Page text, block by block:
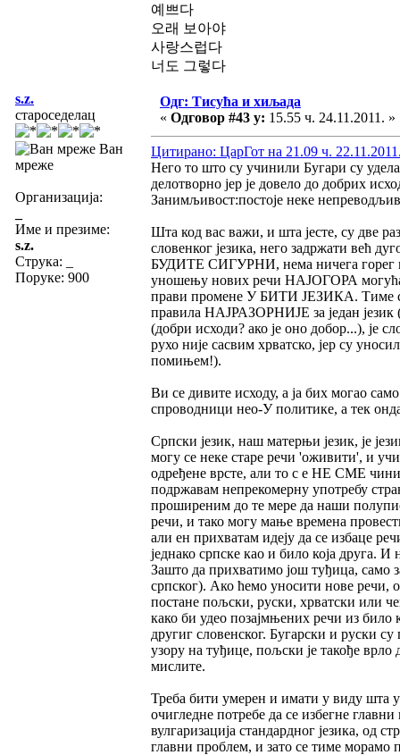
예쁘다
오래 보아야
사랑스럽다
너도 그렇다
s.z.
староседелац
Ван
мреже
Организација:
Име и презиме:
s.z.
Струка:
Поруке: 900
Одг: Тисућа и хиљада
« Одговор #43 у: 15.55 ч. 24.11.2011. »
Цитирано: ЦарГот на 21.09 ч.
Него то што су учинили Бугари су
делотворно јер је довело до добрих
Занимљивост:постоје неке
Шта код вас важи, и шта јесте, су две
словенког језика, него задржати већ
БУДИТЕ СИГУРНИ, нема ничега горег
уношењу нових речи НАЈОГОРА могућа
прави промене У БИТИ ЈЕЗИКА. Тиме се
правила НАЈРАЗОРНИЈЕ за један
(добри исходи? ако је оно добор...), је
рухо није сасвим хрватско, јер су
помињем!).
Ви се дивите исходу, а ја бих могао
спроводници нео-У политике, а тек
Српски језик, наш матерњи језик, је
могу се неке старе речи 'оживити', и
одређене врсте, али то с е НЕ СМЕ
подржавам непрекомерну употребу
проширеним до те мере да наши
речи, и тако могу мање времена
али ен прихватам идеју да се избаце
једнако српске као и било која друга.
Зашто да прихватимо још туђица, само
српског). Ако ћемо уносити нове
постане пољски, руски, хрватски или
како би удео позајмњених речи из било
другиг словенског. Бугарски и руски
узору на туђице, пољски је такође врло
мислите.
Треба бити умерен и имати у виду шта
очигледне потребе да се избегне
вулгаризација стандардног језика, од
главни проблем, и зато се тиме морамо